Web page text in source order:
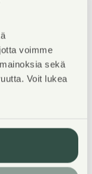
voimme
sekä
Voit lukea
Aaltoileva